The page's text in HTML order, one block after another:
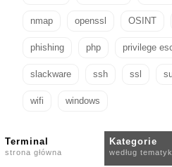
nmap openssl OSINT
phishing php privilege
slackware ssh ssl
wifi windows
Terminal
strona główna
Kategorie
według